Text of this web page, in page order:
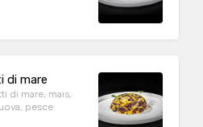
di mare
di mare, mais,
uova, pesce